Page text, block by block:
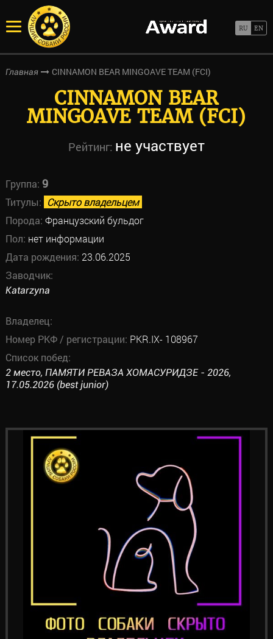
Главная CINNAMON BEAR MINGOAVE TEAM (FCI)
CINNAMON BEAR
MINGOAVE TEAM (FCI)
Рейтинг: не участвует
Группа: 9
Титулы: Скрыто владельцем
Порода: Французский бульдог
Пол: нет информации
Дата рождения: 23.06.2025
Заводчик:
Katarzyna
Владелец:
Номер РКФ / регистрации: PKR.IX- 108967
Список побед:
2 место, ПАМЯТИ РЕВАЗА ХОМАСУРИДЗЕ - 2026,
17.05.2026 (best junior)